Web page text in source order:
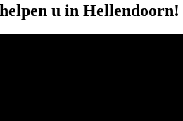
u in Hellendoorn!